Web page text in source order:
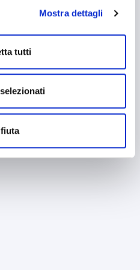
default (solo cookie tecnici
Mostra dettagli
tutti